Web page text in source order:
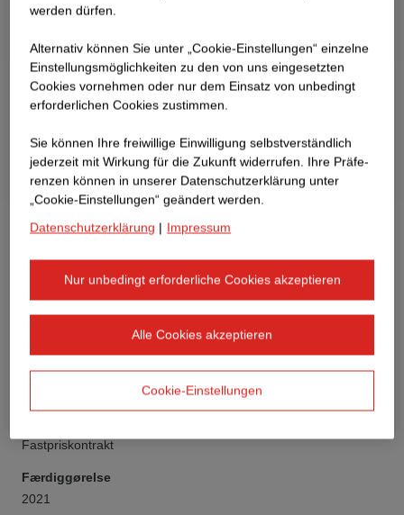
Kunde
Type af bygning
Fastpriskontrakt
Færdiggørelse
2021
werden dürfen.
Alternativ können Sie unter „Cookie-Einstellungen“ einzelne
Einstellungsmöglichkeiten zu den von uns eingesetzten
Cookies vornehmen oder nur dem Einsatz von unbedingt
erforderlichen Cookies zustimmen.
Sie können Ihre freiwillige Einwilligung selbstverständlich
jederzeit mit Wirkung für die Zukunft widerrufen. Ihre Prä­fe­
renzen können in unserer Datenschutzerklärung unter
„Cookie-Einstellungen“ geändert werden.
Datenschutzerklärung | Impressum
Nur unbedingt erforderliche Cookies akzeptieren
Alle Cookies akzeptieren
Cookie-Einstellungen